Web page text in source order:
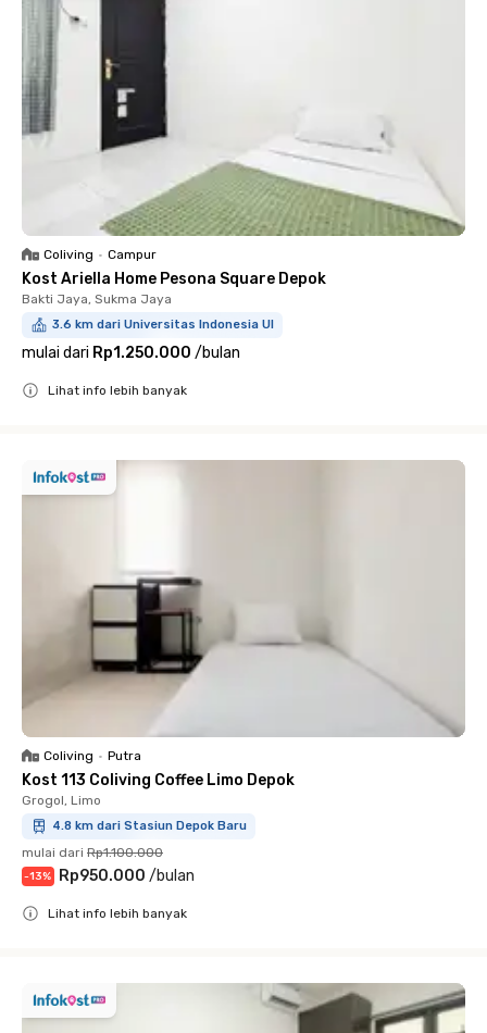
Coliving • Campur
Kost Ariella Home Pesona Square Depok
Bakti Jaya, Sukma Jaya
3.6 km dari Universitas Indonesia UI
mulai dari Rp1.250.000 /bulan
Lihat info lebih banyak
Coliving • Putra
Kost 113 Coliving Coffee Limo Depok
Grogol, Limo
4.8 km dari Stasiun Depok Baru
mulai dari Rp1.100.000
-13% Rp950.000 /bulan
Lihat info lebih banyak